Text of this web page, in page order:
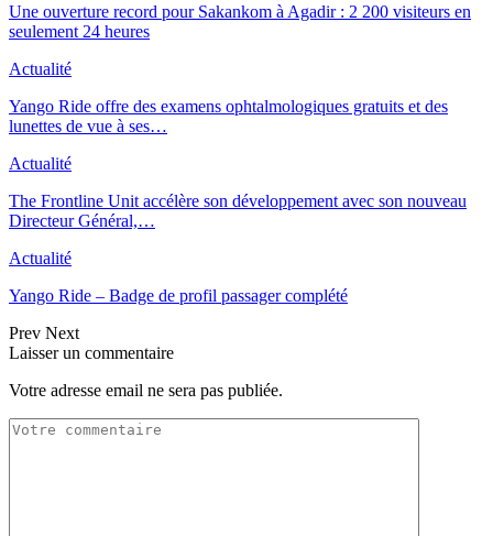
Une ouverture record pour Sakankom à Agadir : 2 200 visiteurs en
seulement 24 heures
Actualité
Yango Ride offre des examens ophtalmologiques gratuits et des
lunettes de vue à ses…
Actualité
The Frontline Unit accélère son développement avec son nouveau
Directeur Général,…
Actualité
Yango Ride – Badge de profil passager complété
Prev Next
Laisser un commentaire
Votre adresse email ne sera pas publiée.